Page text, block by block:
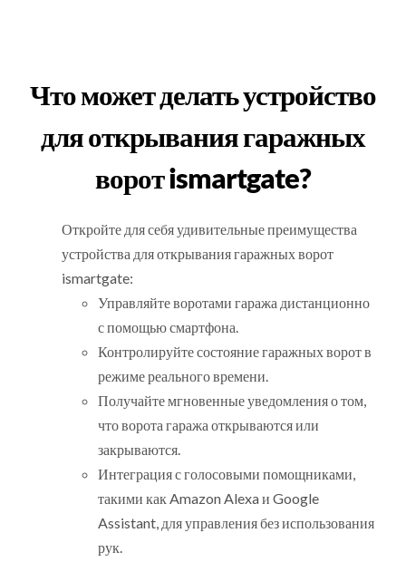
Что может делать устройство
для открывания гаражных
ворот ismartgate?
Откройте для себя удивительные преимущества
устройства для открывания гаражных ворот
ismartgate:
Управляйте воротами гаража дистанционно
с помощью смартфона.
Контролируйте состояние гаражных ворот в
режиме реального времени.
Получайте мгновенные уведомления о том,
что ворота гаража открываются или
закрываются.
Интеграция с голосовыми помощниками,
такими как Amazon Alexa и Google
Assistant, для управления без использования
рук.